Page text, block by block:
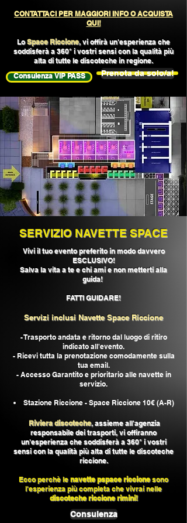
CONTATTACI PER MAGGIORI INFO O ACQUISTA
QUI!
LoSpace Riccione, vi offirà un'esperienza che
soddisferà a 360° i vostri sensi con la qualità più
alta di tutte le discoteche in regione.
Consulenza VIP PASS Prenota da solo/a!
SERVIZIO NAVETTE SPACE
Vivi il tuo evento preferitoin modo davvero
ESCLUSIVO!
Salva la vita a te e chi ami e non metterti alla
guida!
FATTI GUIDARE!
Servizi inclusi Navette Space Riccione
- Trasporto andata e ritorno dal luogo di ritiro
indicato all'evento.
- Ricevi tutta la prenotazione comodamente sulla
tua email.
- Accesso Garantito e prioritario alle navette in
servizio.
Stazione Riccione - Space Riccione 10€ (A-R)
Riviera discoteche, assieme all'agenzia
responsabile dei trasporti, vi offiranno
un'esperienza che soddisferà a 360° i vostri
sensi con la qualità più alta di tutte le discoteche
riccione.
Ecco perchè lenavette pspace riccionesono
l'esperienza più completa che vivrai nelle
discoteche riccione rimini!
Consulenza